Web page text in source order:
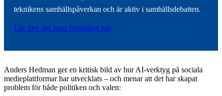
teknikens samhällspåverkan och är aktiv i samhällsdebatten.
Läs mer om hans forskning här
Anders Hedman ger en kritisk bild av hur AI-verktyg på sociala
medieplattformar har utvecklats – och menar att det har skapat
problem för både politiken och valen: